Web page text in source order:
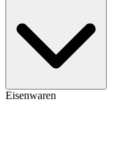
Eisenwaren